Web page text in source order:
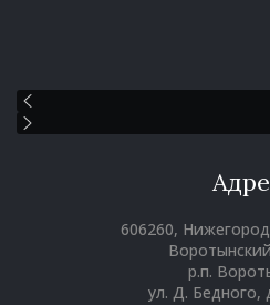
606260,
р.п.
ул. Д. Бедного,